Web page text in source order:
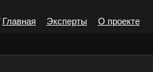
Главная Эксперты О проекте